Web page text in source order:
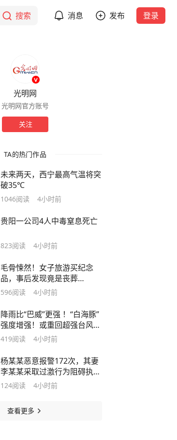
搜索 消息 发布 登录
光明网
光明网官方账号
关注
TA的热门作品
未来两天，西宁最高气温将突
破35℃
1046阅读 4小时前
贵阳一公司4人中毒窒息死亡
823阅读 4小时前
毛骨悚然！女子旅游买纪念
品，事后发现竟是丧葬
品："一开始摊主拒退"
596阅读 4小时前
降雨比“巴威”更强 ！“白海豚”
强度增强！或重回超强台风
级！宁波全域预警→
419阅读 4小时前
杨某某恶意报警172次，其妻
李某某采取过激行为阻碍执
法，夫妻二人被行拘！
124阅读 4小时前
查看更多